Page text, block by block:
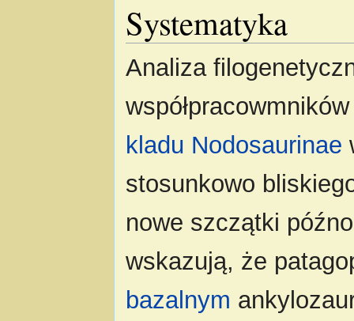
Systematyka
Analiza
kladu Nodosaurinae
stosunkowo
nowe szczątki
wskazują, że
bazalnym